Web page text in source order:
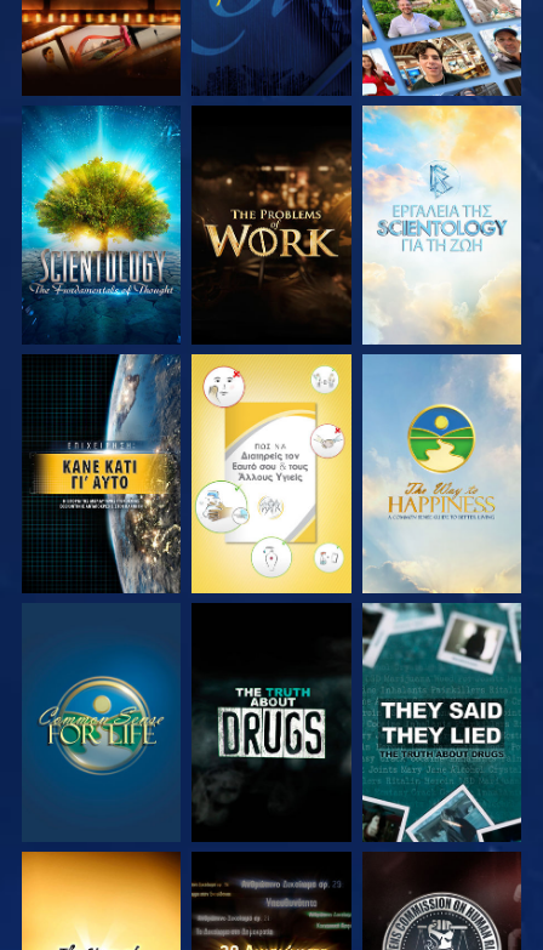
ΕΞΕΡΕΥΝΗΣΤΕ ΤΗ
ΣΕΙΡΑ
ΕΞΕΡΕΥΝΗΣΤΕ ΤΗ
ΣΕΙΡΑ
ΕΞΕΡΕΥΝΗΣΤΕ ΤΗ
ΣΕΙΡΑ
ΠΑΡΑΚΟΛΟΥΘΗΣΤΕ ΠΑΡΑΚΟΛΟΥΘΗΣΤΕ ΠΑΡΑΚΟΛΟΥΘΗΣΤΕ
ΠΑΡΑΚΟΛΟΥΘΗΣΤΕ ΠΑΡΑΚΟΛΟΥΘΗΣΤΕ ΠΑΡΑΚΟΛΟΥΘΗΣΤΕ
ΠΑΡΑΚΟΛΟΥΘΗΣΤΕ ΠΑΡΑΚΟΛΟΥΘΗΣΤΕ ΠΑΡΑΚΟΛΟΥΘΗΣΤΕ